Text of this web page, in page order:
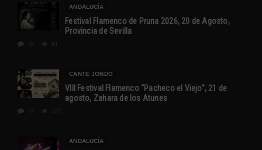
ANDALUCÍA
Festival Flamenco de Pruna 2026, 20 de Agosto,
Provincia de Sevilla
CANTE JONDO
VIII Festival Flamenco “Pacheco el Viejo”, 21 de
agosto, Zahara de los Atunes
107
ANDALUCÍA